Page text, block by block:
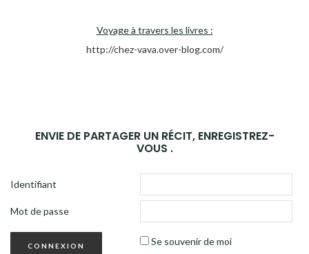
Voyage à travers les livres :
http://chez-vava.over-blog.com/
ENVIE DE PARTAGER UN RÉCIT, ENREGISTREZ-
VOUS .
Identifiant
Mot de passe
Se souvenir de moi